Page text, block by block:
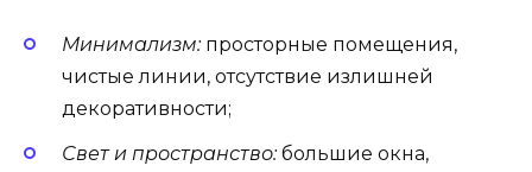
Минимализм:просторные помещения,
чистые линии, отсутствие излишней
декоративности;
Свет и пространство:большие окна,